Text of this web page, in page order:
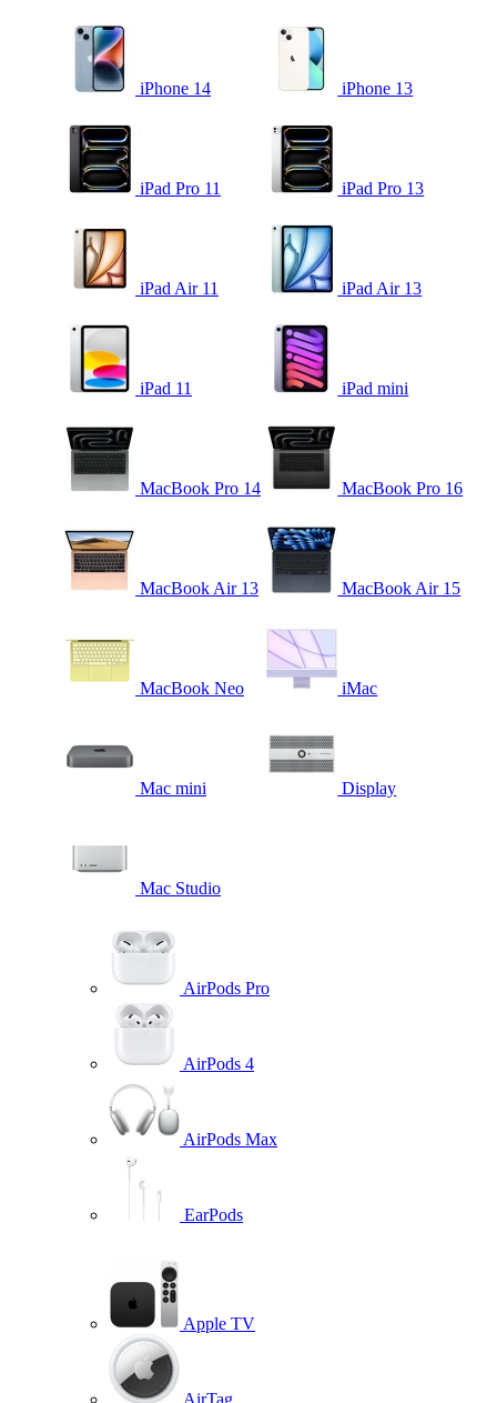
iPhone 14 iPhone 13
iPad Pro 11 iPad Pro 13
iPad Air 11 iPad Air 13
iPad 11 iPad mini
MacBook Pro 14 MacBook Pro 16
MacBook Air 13 MacBook Air 15
MacBook Neo iMac
Mac mini Display
Mac Studio
AirPods Pro
AirPods 4
AirPods Max
EarPods
Apple TV